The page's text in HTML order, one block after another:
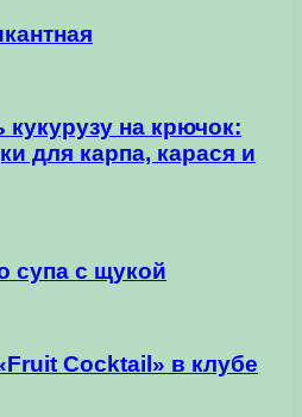
кукурузу на крючок:
для карпа, карася и
супа с щукой
Cocktail» в клубе